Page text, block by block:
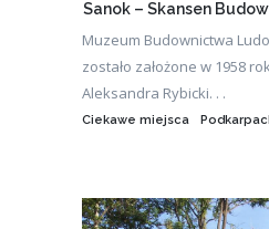
Sanok – Skansen
Muzeum Budownictwa
zostało założone w 1958
Aleksandra Rybicki. . .
Ciekawe miejsca